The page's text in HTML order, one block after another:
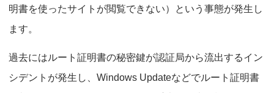
明書を使ったサイトが閲覧できない）という事態が発生し
ます。
過去にはルート証明書の秘密鍵が認証局から流出するイン
シデントが発生し、Windows Updateなどでルート証明書